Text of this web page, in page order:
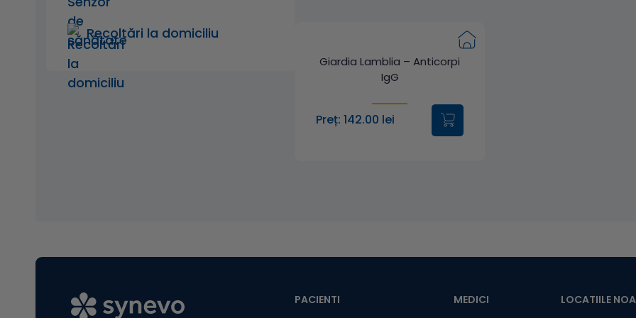
Recoltări la domiciliu
Giardia Lamblia – Anticorpi
IgG
Preț: 142.00 lei
PACIENTI MEDICI LOCATIILE